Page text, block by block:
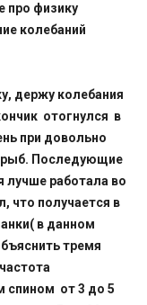
про физику
колебаний
держу колебания
отогнулся в
при довольно
рыб. Последующие
лучше работала во
что получается в
в данном
тремя
спином от 3 до 5